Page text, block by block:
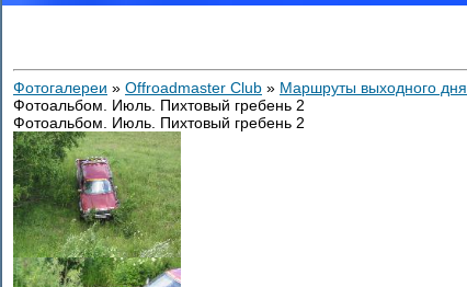
Фотогалереи » Offroadmaster Club » Маршруты выходного дня
Фотоальбом. Июль. Пихтовый гребень 2
Фотоальбом. Июль. Пихтовый гребень 2